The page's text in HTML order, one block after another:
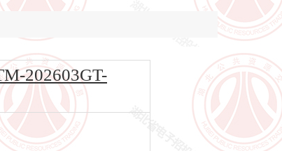
202603GT-